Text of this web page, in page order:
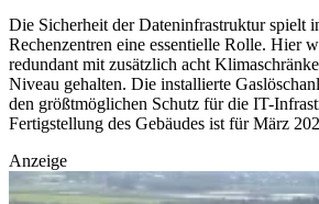
Die Sicherheit der Dateninfrastruktur spielt
Rechenzentren eine essentielle Rolle. Hier
redundant mit zusätzlich acht
Niveau gehalten. Die installierte
den größtmöglichen Schutz für die IT-
Fertigstellung des Gebäudes ist für März
Anzeige